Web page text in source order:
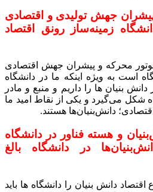
جهش تولیدی و اقتصادی
زمینه‌ساز رونق اقتصاد
موتور محرکه و پیشران جهش اقتصادی
است به ویژه اینکه ما در دانشگاه
بنیان ها را داریم و منبع و مادر
شکل می‌گیرد و یکی از نقاط امید ما
دانش‌بنیان‌ها هستند.
دانش‌بنیان و هسته فناور در دانشگاه
در دانشگاه بالغ
دانش بنیان را دانشگاه ها باید